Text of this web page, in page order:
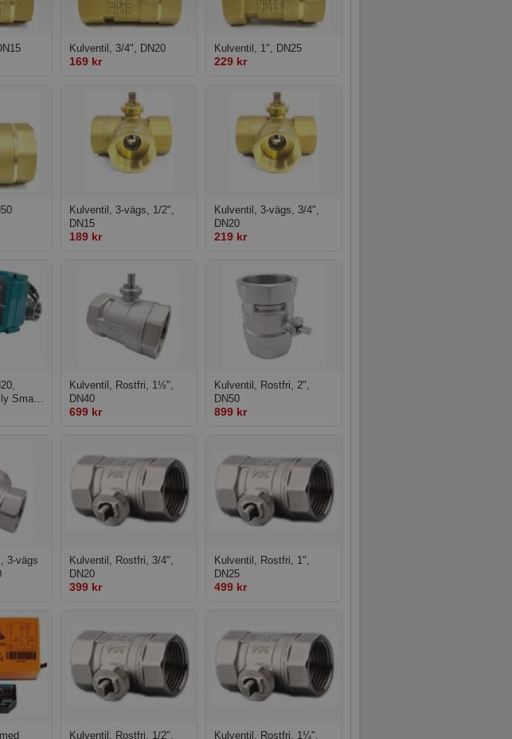
Kulventil, 3/4", DN20
169 kr
Kulventil, 1", DN25
229 kr
Kulventil, 3-vägs, 1/2",
DN15
189 kr
Kulventil, 3-vägs, 3/4",
DN20
219 kr
Smart
Kulventil, Rostfri, 1½",
DN40
699 kr
Kulventil, Rostfri, 2",
DN50
899 kr
3-vägs
Kulventil, Rostfri, 3/4",
DN20
399 kr
Kulventil, Rostfri, 1",
DN25
499 kr
Kulventil, Rostfri, 1/2", Kulventil, Rostfri, 1¼",